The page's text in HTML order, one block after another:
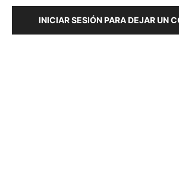
INICIAR SESIÓN PARA DEJAR UN